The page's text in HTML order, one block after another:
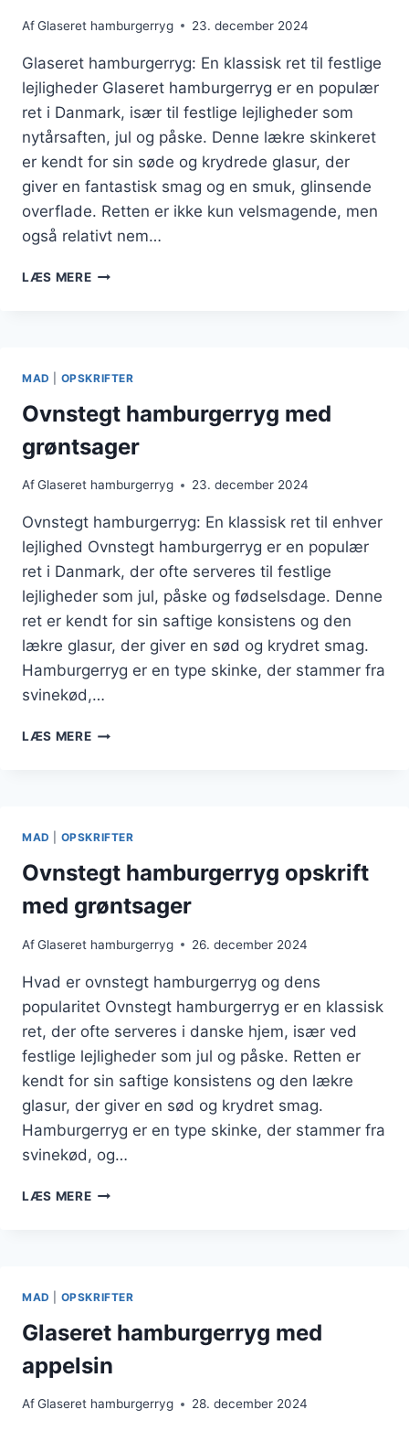
AfGlaseret hamburgerryg 23. december 2024
Glaseret hamburgerryg: En klassisk ret til festlige
lejligheder Glaseret hamburgerryg er en populær
ret i Danmark, især til festlige lejligheder som
nytårsaften, jul og påske. Denne lækre skinkeret
er kendt for sin søde og krydrede glasur, der
giver en fantastisk smag og en smuk, glinsende
overflade. Retten er ikke kun velsmagende, men
også relativt nem…
LÆS MEREGLASERET
MAD OPSKRIFTER
Ovnstegt hamburgerryg med
grøntsager
AfGlaseret hamburgerryg 23. december 2024
Ovnstegt hamburgerryg: En klassisk ret til enhver
lejlighed Ovnstegt hamburgerryg er en populær
ret i Danmark, der ofte serveres til festlige
lejligheder som jul, påske og fødselsdage. Denne
ret er kendt for sin saftige konsistens og den
lækre glasur, der giver en sød og krydret smag.
Hamburgerryg er en type skinke, der stammer fra
svinekød,…
LÆS MEREOVNSTEGT
MAD OPSKRIFTER
Ovnstegt hamburgerryg opskrift
med grøntsager
AfGlaseret hamburgerryg 26. december 2024
Hvad er ovnstegt hamburgerryg og dens
popularitet Ovnstegt hamburgerryg er en klassisk
ret, der ofte serveres i danske hjem, især ved
festlige lejligheder som jul og påske. Retten er
kendt for sin saftige konsistens og den lækre
glasur, der giver en sød og krydret smag.
Hamburgerryg er en type skinke, der stammer fra
svinekød, og…
LÆS MEREOVNSTEGT
MAD OPSKRIFTER
Glaseret hamburgerryg med
appelsin
AfGlaseret hamburgerryg 28. december 2024